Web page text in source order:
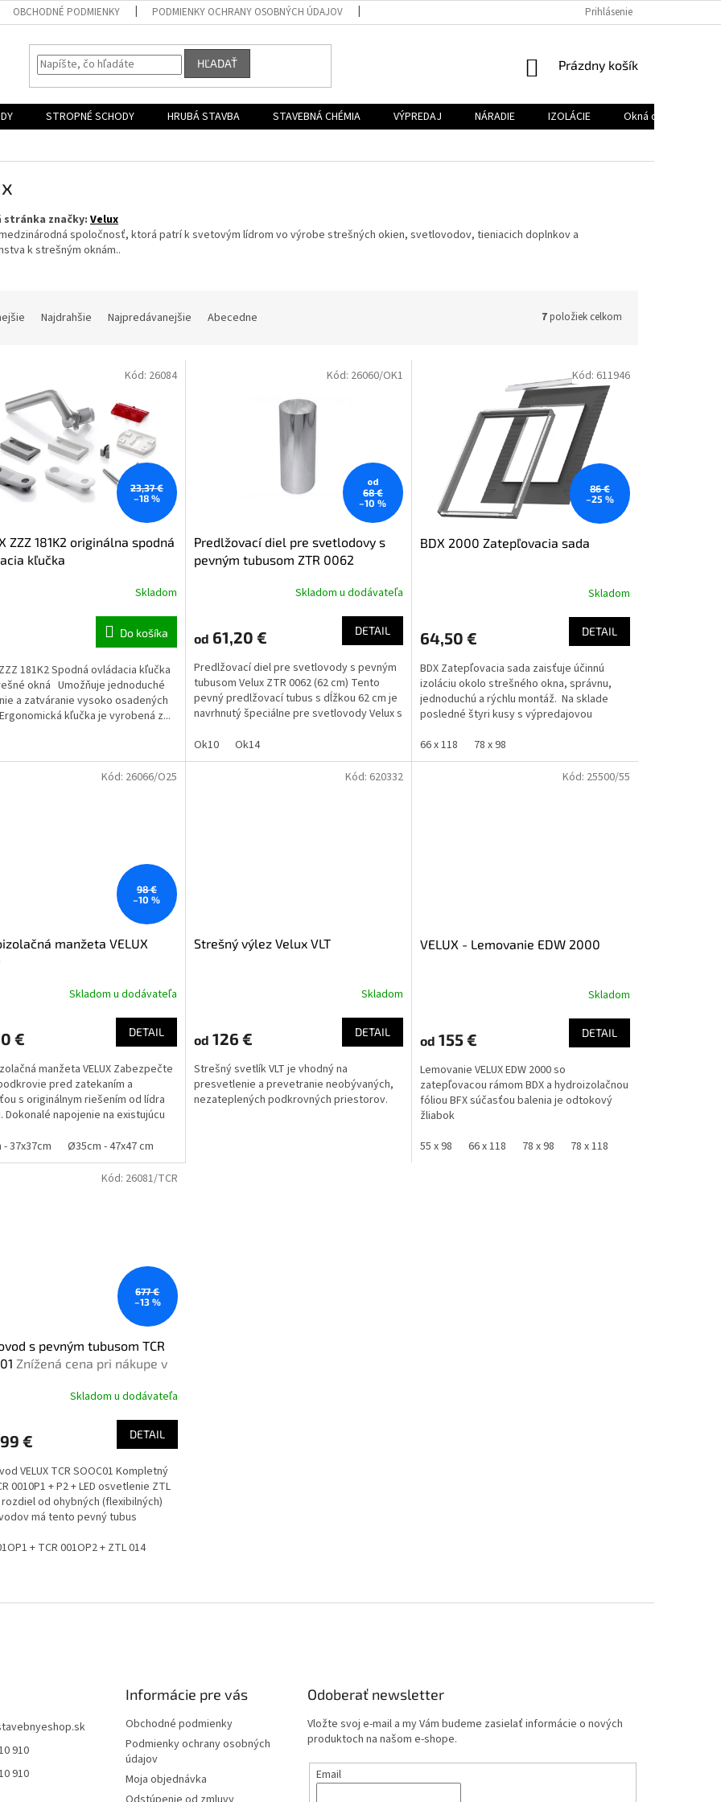
OBCHODNÉ PODMIENKY PODMIENKY OCHRANY OSOBNÝCH ÚDAJOV ODSTÚPENIE OD ZMLUVYPrihlásenie
HĽADAŤ
NÁKUPNÝ
Prázdny košík
STROPNÉ SCHODY HRUBÁ STAVBA STAVEBNÁ CHÉMIA VÝPREDAJ NÁRADIE IZOLÁCIE
Okná do plochej
stránka značky:Velux
spoločnosť, ktorá patrí k svetovým lídrom vo výrobe strešných okien, svetlovodov, tieniacich doplnkov a
k strešným oknám..
Najdrahšie Najpredávanejšie Abecedne 7položiek celkom
23,37 €
–18 %
ZZZ 181K2 originálna spodná
kľučka
Skladom
Do košíka
ZZZ 181K2 Spodná ovládacia kľučka
okná Umožňuje jednoduché
a zatváranie vysoko osadených
kľučka je vyrobená z...
Kód: 26084
od
68 €
–10 %
Predlžovací diel pre svetlodovy s
pevným tubusom ZTR 0062
Skladom u dodávateľa
od 61,20 € DETAIL
Predlžovací diel pre svetlovody s pevným
tubusom Velux ZTR 0062 (62 cm) Tento
pevný predlžovací tubus s dĺžkou 62 cm je
navrhnutý špeciálne pre svetlovody Velux s
Ok10
Ok14
Kód: 26060/OK1
86 €
–25 %
BDX 2000 Zatepľovacia sada
Skladom
64,50 € DETAIL
BDX Zatepľovacia sada zaisťuje účinnú
izoláciu okolo strešného okna, správnu,
jednoduchú a rýchlu montáž. Na sklade
posledné štyri kusy s výpredajovou
66 x 118
78 x 98
Kód: 611946
98 €
–10 %
manžeta VELUX
Skladom u dodávateľa
€ DETAIL
manžeta VELUX Zabezpečte
pred zatekaním a
s originálnym riešením od lídra
Dokonalé napojenie na existujúcu
37x37cm
Ø35cm - 47x47 cm
Kód: 26066/O25
Strešný výlez Velux VLT
Skladom
od 126 € DETAIL
Strešný svetlík VLT je vhodný na
presvetlenie a prevetranie neobývaných,
nezateplených podkrovných priestorov.
Kód: 620332
VELUX - Lemovanie EDW 2000
Skladom
od 155 € DETAIL
Lemovanie VELUX EDW 2000 so
zatepľovacou rámom BDX a hydroizolačnou
fóliou BFX súčasťou balenia je odtokový
žliabok
55 x 98
66 x 118 78 x 98 78 x 118
Kód: 25500/55
677 €
–13 %
s pevným tubusom TCR
Znížená cena pri nákupe v
Skladom u dodávateľa
€ DETAIL
VELUX TCR SOOC01 Kompletný
0010P1 + P2 + LED osvetlenie ZTL
rozdiel od ohybných (flexibilných)
má tento pevný tubus
+ TCR 001OP2 + ZTL 014
Kód: 26081/TCR
v
910
910
Informácie pre vás
Obchodné podmienky
Podmienky ochrany osobných
údajov
Moja objednávka
Odoberať newsletter
Vložte svoj e-mail a my Vám budeme zasielať informácie o nových
produktoch na našom e-shope.
Email